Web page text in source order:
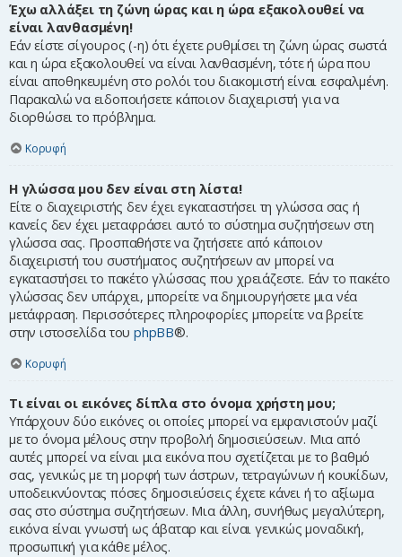
Έχω αλλάξει τη ζώνη ώρας και η ώρα εξακολουθεί να
είναι λανθασμένη!
Εάν είστε σίγουρος (-η) ότι έχετε ρυθμίσει τη ζώνη ώρας σωστά
και η ώρα εξακολουθεί να είναι λανθασμένη, τότε ή ώρα που
είναι αποθηκευμένη στο ρολόι του διακομιστή είναι εσφαλμένη.
Παρακαλώ να ειδοποιήσετε κάποιον διαχειριστή για να
διορθώσει το πρόβλημα.
Κορυφή
Η γλώσσα μου δεν είναι στη λίστα!
Είτε ο διαχειριστής δεν έχει εγκαταστήσει τη γλώσσα σας ή
κανείς δεν έχει μεταφράσει αυτό το σύστημα συζητήσεων στη
γλώσσα σας. Προσπαθήστε να ζητήσετε από κάποιον
διαχειριστή του συστήματος συζητήσεων αν μπορεί να
εγκαταστήσει το πακέτο γλώσσας που χρειάζεστε. Εάν το πακέτο
γλώσσας δεν υπάρχει, μπορείτε να δημιουργήσετε μια νέα
μετάφραση. Περισσότερες πληροφορίες μπορείτε να βρείτε
στην ιστοσελίδα του phpBB®.
Κορυφή
Τι είναι οι εικόνες δίπλα στο όνομα χρήστη μου;
Υπάρχουν δύο εικόνες οι οποίες μπορεί να εμφανιστούν μαζί
με το όνομα μέλους στην προβολή δημοσιεύσεων. Μια από
αυτές μπορεί να είναι μια εικόνα που σχετίζεται με το βαθμό
σας, γενικώς με τη μορφή των άστρων, τετραγώνων ή κουκίδων,
υποδεικνύοντας πόσες δημοσιεύσεις έχετε κάνει ή το αξίωμα
σας στο σύστημα συζητήσεων. Μια άλλη, συνήθως μεγαλύτερη,
εικόνα είναι γνωστή ως άβαταρ και είναι γενικώς μοναδική,
προσωπική για κάθε μέλος.